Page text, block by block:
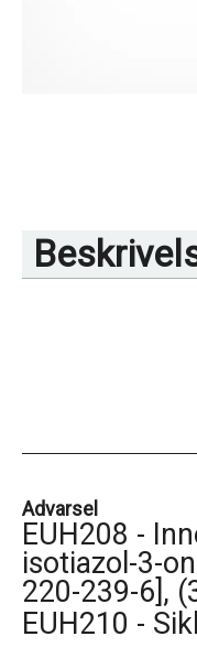
Advarsel
EUH208 -
isotiazol-3-
220-239-6],
EUH210 -